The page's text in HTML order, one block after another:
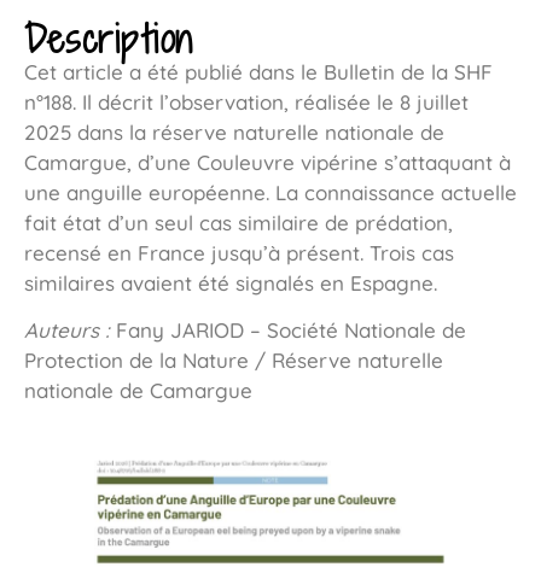
Description
Cet article a été publié dans le Bulletin de la SHF
n°188. Il décrit l’observation, réalisée le 8 juillet
2025 dans la réserve naturelle nationale de
Camargue, d’une Couleuvre vipérine s’attaquant à
une anguille européenne. La connaissance actuelle
fait état d’un seul cas similaire de prédation,
recensé en France jusqu’à présent. Trois cas
similaires avaient été signalés en Espagne.
Auteurs :Fany JARIOD – Société Nationale de
Protection de la Nature / Réserve naturelle
nationale de Camargue